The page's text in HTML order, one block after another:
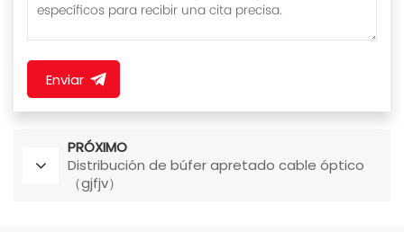
Enviar
PRÓXIMO
Distribución de búfer apretado cable óptico
（gjfjv）